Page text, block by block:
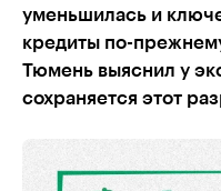
уменьшилась и
кредиты по-
Тюмень выяснил у
сохраняется этот